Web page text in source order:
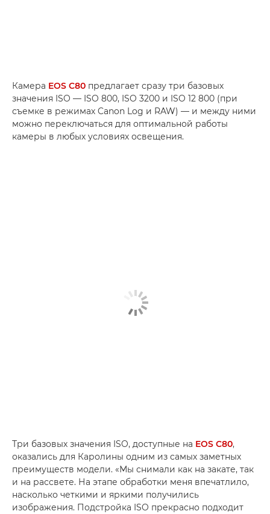
Камера EOS C80 предлагает сразу три базовых
значения ISO — ISO 800, ISO 3200 и ISO 12 800 (при
съемке в режимах Canon Log и RAW) — и между ними
можно переключаться для оптимальной работы
камеры в любых условиях освещения.
Три базовых значения ISO, доступные на EOS C80,
оказались для Каролины одним из самых заметных
преимуществ модели. «Мы снимали как на закате, так
и на рассвете. На этапе обработки меня впечатлило,
насколько четкими и яркими получились
изображения. Подстройка ISO прекрасно подходит